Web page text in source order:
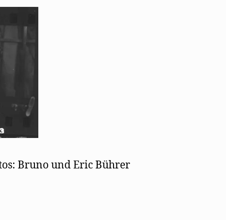
Bruno und Eric Bührer